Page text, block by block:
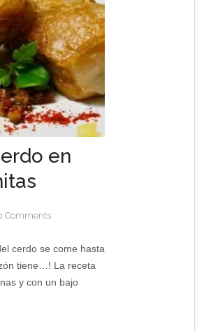
en
Comments
cerdo se come hasta
tiene…! La receta
y con un bajo